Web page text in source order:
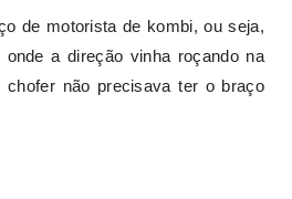
de motorista de kombi, ou seja,
a direção vinha roçando na
chofer não precisava ter o braço